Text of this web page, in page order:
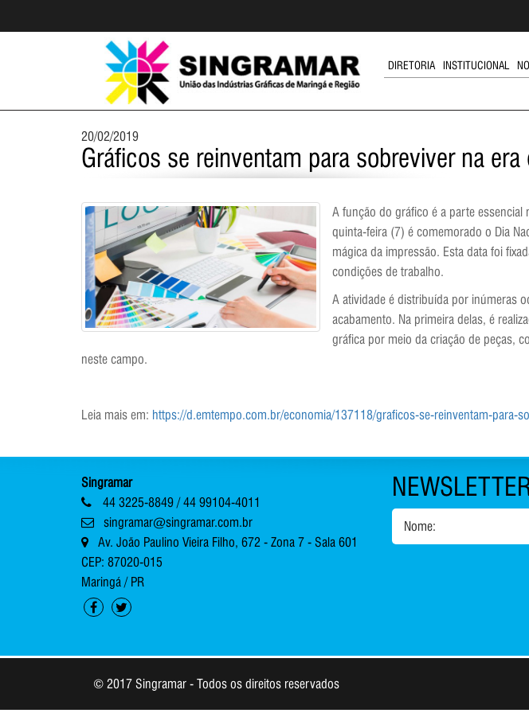
DIRETORIA INSTITUCIONAL
20/02/2019
Gráficos se reinventam para sobreviver na era
A função do gráfico é a parte
quinta-feira (7) é comemorado o Dia
mágica da impressão. Esta data foi
condições de trabalho.
A atividade é distribuída por inúmeras
acabamento. Na primeira delas, é
gráfica por meio da criação de peças,
neste campo.
Leia mais em: https://d.emtempo.com.br/economia/137118/graficos-se-reinventam-para-
Singramar
44 3225-8849 / 44 99104-4011
singramar@singramar.com.br
Av. João Paulino Vieira Filho, 672 - Zona 7 - Sala 601
CEP: 87020-015
Maringá / PR
Nome:
© 2017 Singramar - Todos os direitos reservados